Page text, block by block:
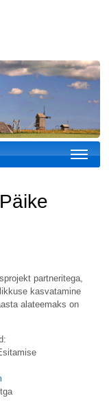
partneritega,
kasvatamine
alateemaks on